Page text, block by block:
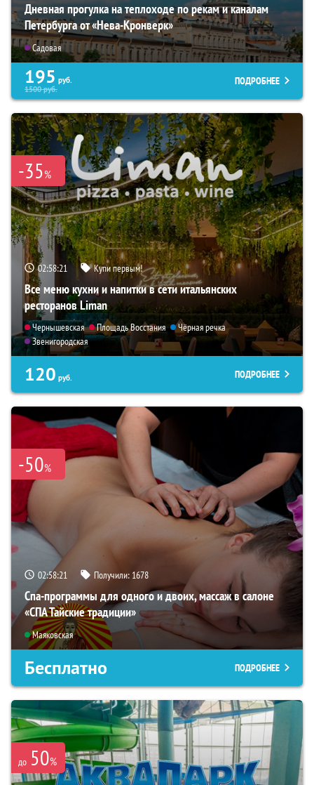
Дневная прогулка на теплоходе по рекам и каналам
Петербурга от «Нева-Кронверк»
Садовая
195 руб.
1500руб.
ПОДРОБНЕЕ
-35%
02:58:19 Купи первым!
Все меню кухни и напитки в сети итальянских
ресторанов Liman
Чернышевская Площадь Восстания
Чёрная речка
Звенигородская
120 руб. ПОДРОБНЕЕ
-50%
02:58:19 Получили: 1678
Спа-программы для одного и двоих, массаж в салоне
«СПА Тайские традиции»
Маяковская
Бесплатно ПОДРОБНЕЕ
до 50%